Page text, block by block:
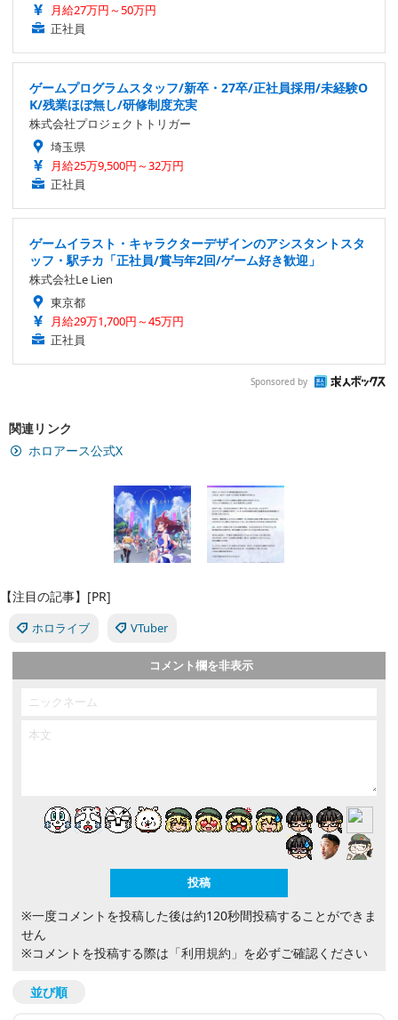
月給27万円～50万円
正社員
ゲームプログラムスタッフ/新卒・27卒/正社員採用/未経験O
K/残業ほぼ無し/研修制度充実
株式会社プロジェクトトリガー
埼玉県
月給25万9,500円～32万円
正社員
ゲームイラスト・キャラクターデザインのアシスタントスタ
ッフ・駅チカ「正社員/賞与年2回/ゲーム好き歓迎」
株式会社Le Lien
東京都
月給29万1,700円～45万円
正社員
Sponsored by
関連リンク
ホロアース公式X
【注目の記事】[PR]
ホロライブ VTuber
コメント欄を非表示
※一度コメントを投稿した後は約120秒間投稿することができま
せん
※コメントを投稿する際は 「利用規約」 を必ずご確認ください
並び順